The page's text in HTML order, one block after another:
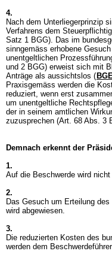
4.
Nach dem Unterliegerprinzip
Verfahrens dem
Satz 1 BGG). Das im
sinngemäss erhobene
unentgeltlichen
und 2 BGG) erweist sich mit
Anträge als aussichtslos (
Praxisgemäss werden die
reduziert, wenn erst
um unentgeltliche
der in seinem amtlichen
zuzusprechen (Art. 68 Abs. 3
Demnach erkennt der
1.
Auf die Beschwerde wird nicht
2.
Das Gesuch um Erteilung
wird abgewiesen.
3.
Die reduzierten Kosten des
werden dem